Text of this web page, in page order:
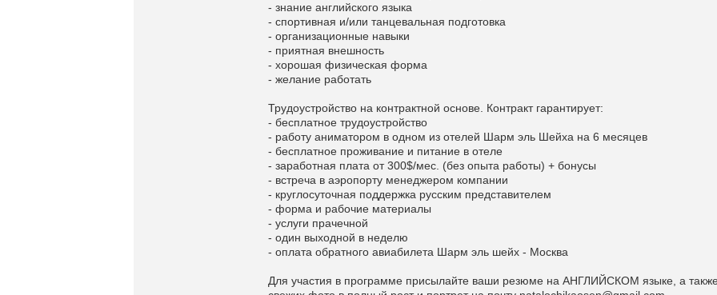
- знание английского языка
- спортивная и/или танцевальная подготовка
- организационные навыки
- приятная внешность
- хорошая физическая форма
- желание работать
Трудоустройство на контрактной основе. Контракт гарантирует:
- бесплатное трудоустройство
- работу аниматором в одном из отелей Шарм эль Шейха на 6 месяцев
- бесплатное проживание и питание в отеле
- заработная плата от 300$/мес. (без опыта работы) + бонусы
- встреча в аэропорту менеджером компании
- круглосуточная поддержка русским представителем
- форма и рабочие материалы
- услуги прачечной
- один выходной в неделю
- оплата обратного авиабилета Шарм эль шейх - Москва
Для участия в программе присылайте ваши резюме на АНГЛИЙСКОМ языке, а